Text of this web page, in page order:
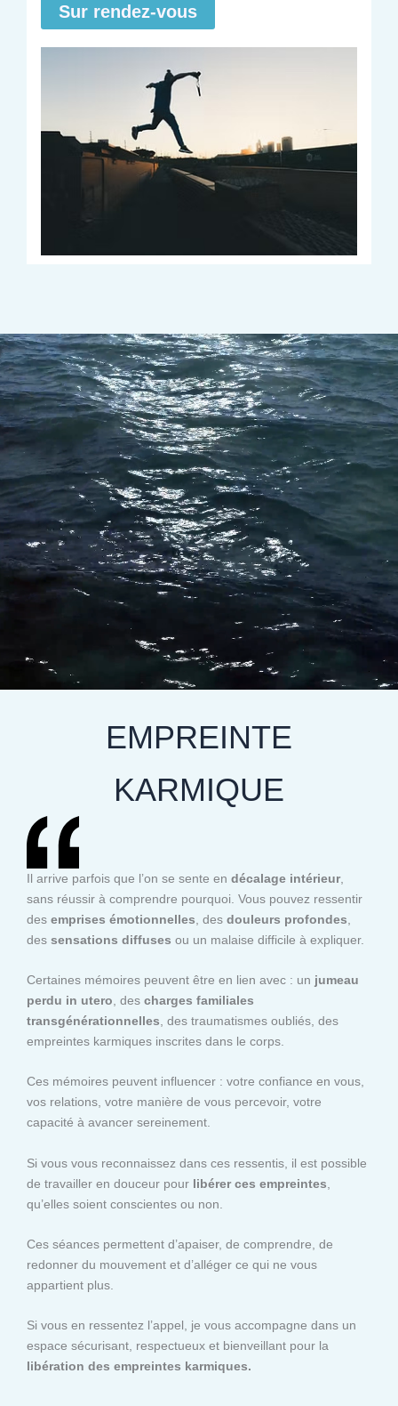
Sur rendez-vous
EMPREINTE
KARMIQUE
Il arrive parfois que l’on se sente en décalage intérieur,
sans réussir à comprendre pourquoi. Vous pouvez ressentir
des emprises émotionnelles , des douleurs profondes
des sensations diffuses ou un malaise difficile à expliquer.
Certaines mémoires peuvent être en lien avec : un jumeau
perdu in utero , des charges familiales
transgénérationnelles , des traumatismes oubliés, des
empreintes karmiques inscrites dans le corps.
Ces mémoires peuvent influencer : votre confiance en vous,
vos relations, votre manière de vous percevoir, votre
capacité à avancer sereinement.
Si vous vous reconnaissez dans ces ressentis, il est possible
de travailler en douceur pour libérer ces empreintes
qu’elles soient conscientes ou non.
Ces séances permettent d’apaiser, de comprendre, de
redonner du mouvement et d’alléger ce qui ne vous
appartient plus.
Si vous en ressentez l’appel, je vous accompagne dans un
espace sécurisant, respectueux et bienveillant pour la
libération des empreintes karmiques.